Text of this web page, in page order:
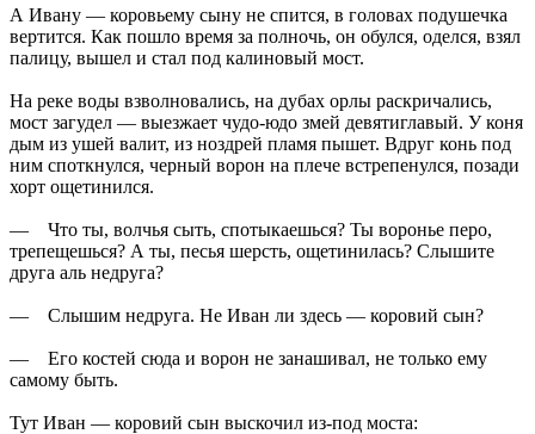
А Ивану — коровьему сыну не спится, в головах подушечка
вертится. Как пошло время за полночь, он обулся, оделся, взял
палицу, вышел и стал под калиновый мост.
На реке воды взволновались, на дубах орлы раскричались,
мост загудел — выезжает чудо-юдо змей девятиглавый. У коня
дым из ушей валит, из ноздрей пламя пышет. Вдруг конь под
ним споткнулся, черный ворон на плече встрепенулся, позади
хорт ощетинился.
— Что ты, волчья сыть, спотыкаешься? Ты воронье перо,
трепещешься? А ты, песья шерсть, ощетинилась? Слышите
друга аль недруга?
— Слышим недруга. Не Иван ли здесь — коровий сын?
— Его костей сюда и ворон не занашивал, не только ему
самому быть.
Тут Иван — коровий сын выскочил из-под моста: